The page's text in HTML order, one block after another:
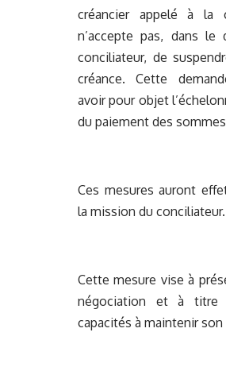
créancier appelé à la
n’accepte pas, dans
conciliateur, de
créance. Cette
avoir pour objet
du paiement des
Ces mesures auront
la mission du conciliateur.
Cette mesure vise à
négociation et à titre
capacités à maintenir